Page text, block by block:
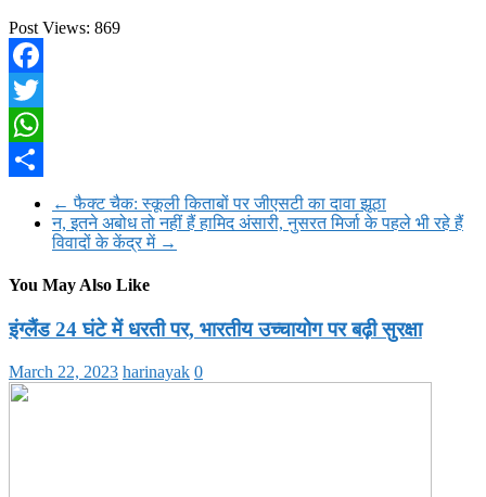
Post Views: 869
Facebook
Twitter
WhatsApp
← फैक्ट चैक: स्कूली किताबों पर जीएसटी का दावा झूठा
न, इतने अबोध तो नहीं हैं हामिद अंसारी, नुसरत मिर्जा के पहले भी रहे हैं
विवादों के केंद्र में →
You May Also Like
इंग्लैंड 24 घंटे में धरती पर, भारतीय उच्चायोग पर बढ़ी सुरक्षा
March 22, 2023 harinayak 0